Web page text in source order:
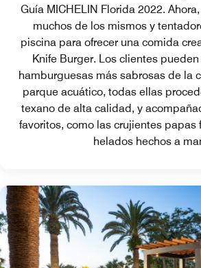
Guía MICHELIN Florida 2022.
muchos de los mismos y
piscina para ofrecer una comida
Knife Burger. Los clientes
hamburguesas más sabrosas de la
parque acuático, todas ellas
texano de alta calidad, y
favoritos, como las crujientes papas
helados hechos a